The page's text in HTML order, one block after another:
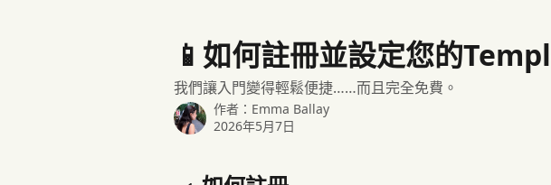
📱如何註冊並設定您的
我們讓入門變得輕鬆便捷……而且完全免費。
作者： Emma Ballay
2026年5月7日